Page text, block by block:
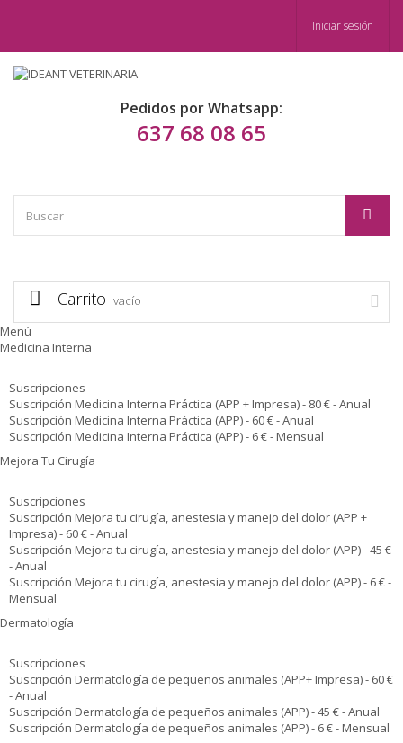
Iniciar sesión
Pedidos por Whatsapp:
637 68 08 65
Carrito vacío
Menú
Medicina Interna
Suscripciones
Suscripción Medicina Interna Práctica (APP + Impresa) - 80 € - Anual
Suscripción Medicina Interna Práctica (APP) - 60 € - Anual
Suscripción Medicina Interna Práctica (APP) - 6 € - Mensual
Mejora Tu Cirugía
Suscripciones
Suscripción Mejora tu cirugía, anestesia y manejo del dolor (APP +
Impresa) - 60 € - Anual
Suscripción Mejora tu cirugía, anestesia y manejo del dolor (APP) - 45 €
- Anual
Suscripción Mejora tu cirugía, anestesia y manejo del dolor (APP) - 6 € -
Mensual
Dermatología
Suscripciones
Suscripción Dermatología de pequeños animales (APP+ Impresa) - 60 €
- Anual
Suscripción Dermatología de pequeños animales (APP) - 45 € - Anual
Suscripción Dermatología de pequeños animales (APP) - 6 € - Mensual